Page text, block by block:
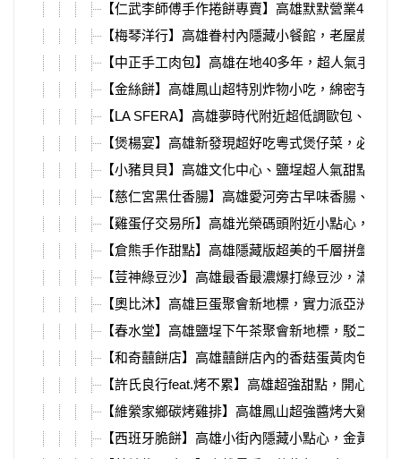
【仁武李師傅手作捲餅專賣】高雄默默營業4年多
【梅琴洋行】高雄眷村內隱藏小餐館，老屋歲月
【中正手工肉包】高雄在地40多年，超人氣手工
【金絲餅】高雄鳳山超特別炸物小吃，綿密芋泥
【LA SFERA】高雄夢時代附近超低調歐包、明太
【煲楊宴】高雄新發現超好吃粵式煲仔菜，必吃
【小豬貝貝】高雄文化中心、鹽埕超人氣甜點，
【慈仁宮黑仕香腸】高雄愛河旁古早味香腸、關
【雞蛋仔交易所】高雄光榮碼頭附近小點心，外
【倉熊手作甜點】高雄隱藏版超美的千層拼盤，
【荳神綠豆沙】高雄最香最濃爆打綠豆沙，滿滿
【奧比沐】高雄巨蛋聚會新地標，實力派亞洲新
【春水堂】高雄鹽埕下午茶聚會新地標，駁二復
【和奇囍餅店】高雄囍餅店內的香菇蛋黃肉包，
【許氏良行feat.烤不累】高雄超強甜點，開心果
【維縈家鄉碳烤雞排】高雄鳳山超強醬烤大雞排
【西班牙脆餅】高雄小街內隱藏小點心，金黃酥